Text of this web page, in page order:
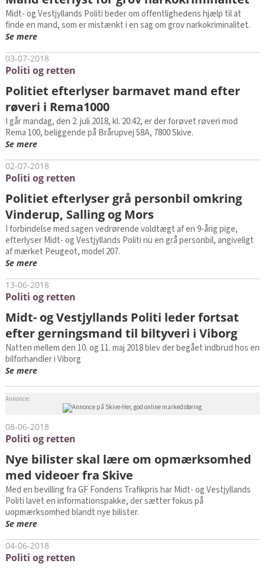
Midt- og Vestjyllands Politi beder om offentlighedens hjælp til at
finde en mand, som er mistænkt i en sag om grov narkokriminalitet.
Se mere
03-07-2018
Politi og retten
Politiet efterlyser barmavet mand efter
røveri i Rema1000
I går mandag, den 2. juli 2018, kl. 20:42, er der forøvet røveri mod
Rema 100, beliggende på Brårupvej 58A, 7800 Skive.
Se mere
02-07-2018
Politi og retten
Politiet efterlyser grå personbil omkring
Vinderup, Salling og Mors
I forbindelse med sagen vedrørende voldtægt af en 9-årig pige,
efterlyser Midt- og Vestjyllands Politi nu en grå personbil, angiveligt
af mærket Peugeot, model 207.
Se mere
13-06-2018
Politi og retten
Midt- og Vestjyllands Politi leder fortsat
efter gerningsmand til biltyveri i Viborg
Natten mellem den 10. og 11. maj 2018 blev der begået indbrud hos en
bilforhandler i Viborg
Se mere
Annonce:
08-06-2018
Politi og retten
Nye bilister skal lære om opmærksomhed
med videoer fra Skive
Med en bevilling fra GF Fondens Trafikpris har Midt- og Vestjyllands
Politi lavet en informationspakke, der sætter fokus på
uopmærksomhed blandt nye bilister.
Se mere
04-06-2018
Politi og retten